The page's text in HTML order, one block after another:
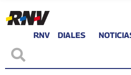
RNV DIALES